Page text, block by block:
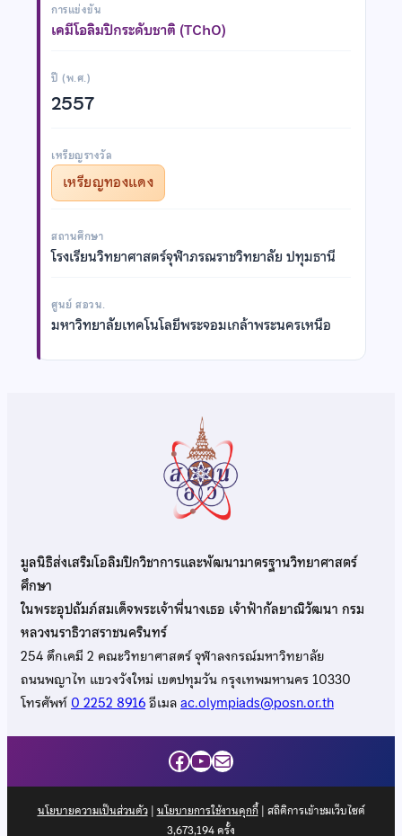
การแข่งขัน
เคมีโอลิมปิกระดับชาติ (TChO)
ปี (พ.ศ.)
2557
เหรียญรางวัล
เหรียญทองแดง
สถานศึกษา
โรงเรียนวิทยาศาสตร์จุฬาภรณราชวิทยาลัย ปทุมธานี
ศูนย์ สอวน.
มหาวิทยาลัยเทคโนโลยีพระจอมเกล้าพระนครเหนือ
มูลนิธิส่งเสริมโอลิมปิกวิชาการและพัฒนามาตรฐานวิทยาศาสตร์
ศึกษา
ในพระอุปถัมภ์สมเด็จพระเจ้าพี่นางเธอ เจ้าฟ้ากัลยาณิวัฒนา กรม
หลวงนราธิวาสราชนครินทร์
254 ตึกเคมี 2 คณะวิทยาศาสตร์ จุฬาลงกรณ์มหาวิทยาลัย
ถนนพญาไท แขวงวังใหม่ เขตปทุมวัน กรุงเทพมหานคร 10330
โทรศัพท์0 2252 8916อีเมลac.olympiads@posn.or.th
Facebook
YouTube
Mail
นโยบายความเป็นส่วนตัว| นโยบายการใช้งานคุกกี้| สถิติการเข้าชมเว็บไซต์
3,673,194ครั้ง